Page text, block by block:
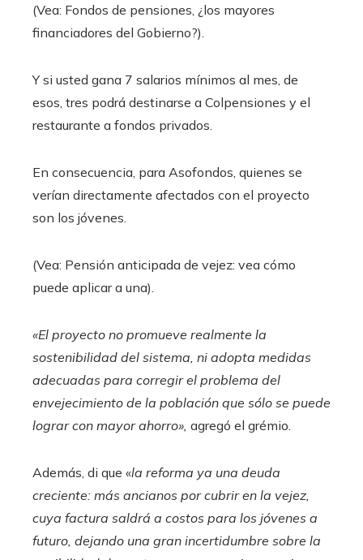
(Vea: Fondos de pensiones, ¿los mayores
financiadores del Gobierno?).
Y si usted gana 7 salarios mínimos al mes, de
esos, tres podrá destinarse a Colpensiones y el
restaurante a fondos privados.
En consecuencia, para Asofondos, quienes se
verían directamente afectados con el proyecto
son los jóvenes.
(Vea: Pensión anticipada de vejez: vea cómo
puede aplicar a una).
«El proyecto no promueve realmente la
sostenibilidad del sistema, ni adopta medidas
adecuadas para corregir el problema del
envejecimiento de la población que sólo se puede
lograr con mayor ahorro», agregó el grémio.
Además, di que «la reforma ya una deuda
creciente: más ancianos por cubrir en la vejez,
cuya factura saldrá a costos para los jóvenes a
futuro, dejando una gran incertidumbre sobre la